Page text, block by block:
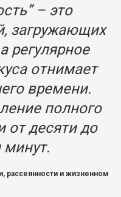
– это
загружающих
регулярное
отнимает
времени.
полного
от десяти до
минут.
рассеянности и жизненном